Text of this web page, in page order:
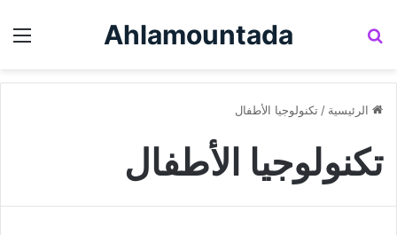
Ahlamountada
الرئيسية / تكنولوجيا الأطفال
تكنولوجيا الأطفال